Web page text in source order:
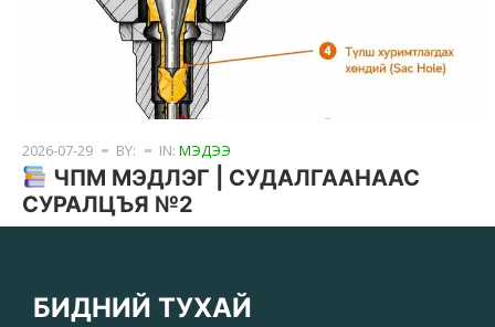
2026-07-29 BY: IN: МЭДЭЭ
ЧПМ МЭДЛЭГ | СУДАЛГААНААС
СУРАЛЦЪЯ №2
БИДНИЙ ТУХАЙ